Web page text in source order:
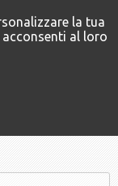
la tua
al loro